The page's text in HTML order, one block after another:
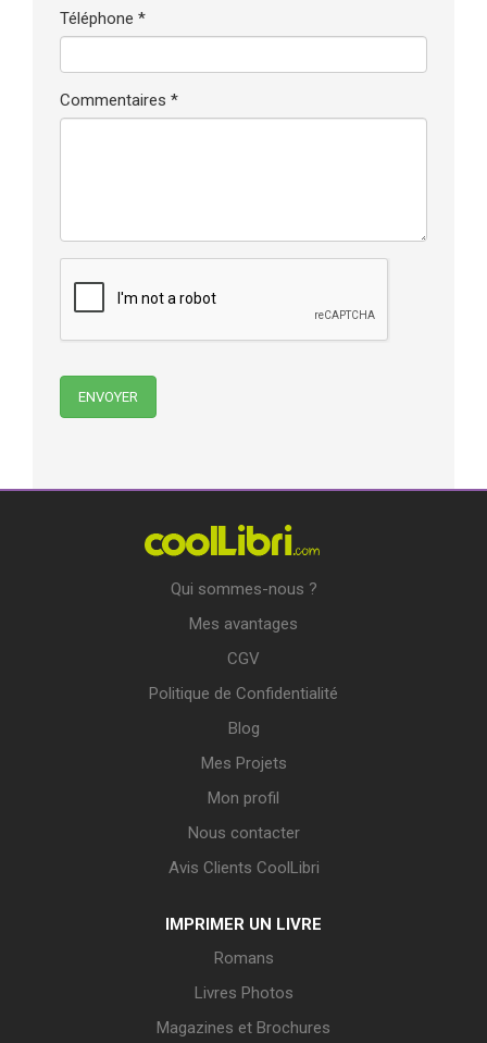
Téléphone *
Commentaires *
Qui sommes-nous ?
Mes avantages
CGV
Politique de Confidentialité
Blog
Mes Projets
Mon profil
Nous contacter
Avis Clients CoolLibri
IMPRIMER UN LIVRE
Romans
Livres Photos
Magazines et Brochures